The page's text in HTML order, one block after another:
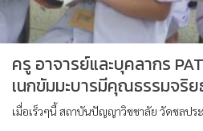
ครู อาจารย์และบุคลากร
เนกขัมมะบารมีคุณธรรมจริ
เมื่อเร็วๆนี้ สถาบันปัญญาวิชชาลัย วัดชลป